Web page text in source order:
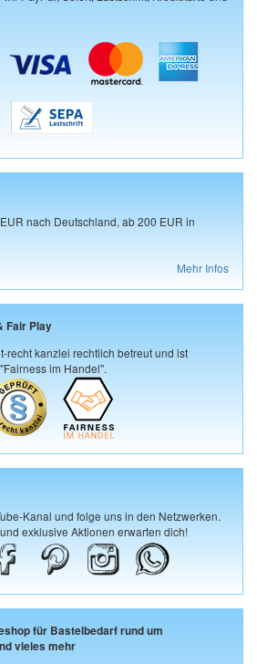
nach Deutschland, ab 200 EUR in
Mehr Infos
Fair Play
recht kanzlei rechtlich betreut und ist
im Handel".
Kanal und folge uns in den Netzwerken.
exklusive Aktionen erwarten dich!
für Bastelbedarf rund um
vieles mehr